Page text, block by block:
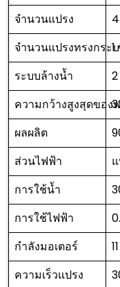
จำนวนแปรง
จำนวนแปรงทรงกระ
ระบบล้างน้ำ
ความกว้างสูงสุดของ
ผลผลิต
ส่วนไฟฟ้า
การใช้น้ำ
การใช้ไฟฟ้า
กำลังมอเตอร์
ความเร็วแปรง